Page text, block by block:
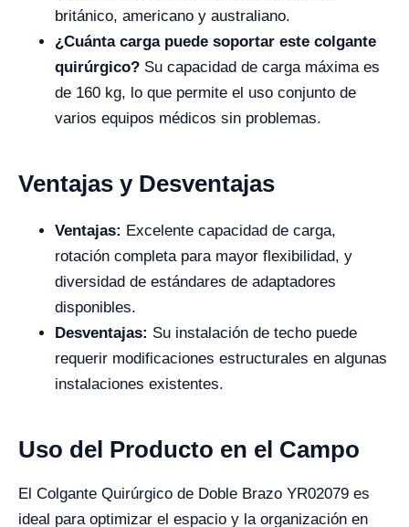
británico, americano y australiano.
¿Cuánta carga puede soportar este colgante
quirúrgico? Su capacidad de carga máxima es
de 160 kg, lo que permite el uso conjunto de
varios equipos médicos sin problemas.
Ventajas y Desventajas
Ventajas: Excelente capacidad de carga,
rotación completa para mayor flexibilidad, y
diversidad de estándares de adaptadores
disponibles.
Desventajas: Su instalación de techo puede
requerir modificaciones estructurales en algunas
instalaciones existentes.
Uso del Producto en el Campo
El Colgante Quirúrgico de Doble Brazo YR02079 es
ideal para optimizar el espacio y la organización en